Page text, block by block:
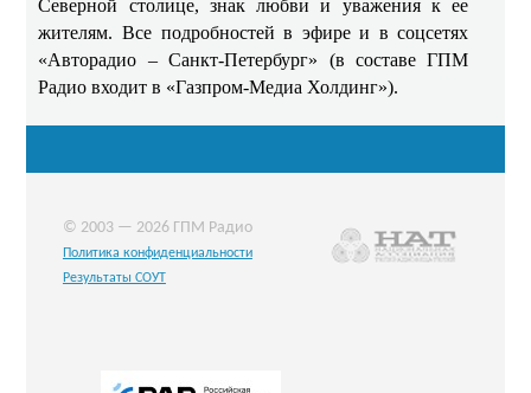
Северной столице, знак любви и уважения к ее
жителям. Все подробностей в эфире и в соцсетях
«Авторадио – Санкт-Петербург» (в составе ГПМ
Радио входит в «Газпром-Медиа Холдинг»).
© 2003 — 2026 ГПМ Радио
Политика конфиденциальности
Результаты СОУТ